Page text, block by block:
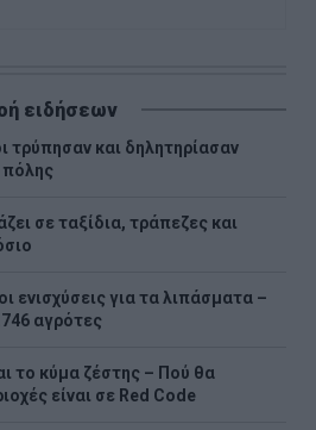
ειδήσεων
τρύπησαν και δηλητηρίασαν
πόλης
σε ταξίδια, τράπεζες και
ενισχύσεις για τα λιπάσματα –
αγρότες
το κύμα ζέστης – Πού θα
είναι σε Red Code